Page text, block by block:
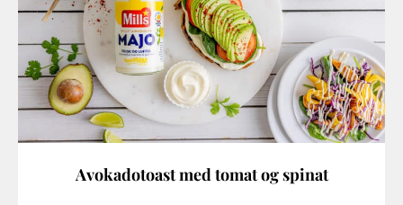
Avokadotoast med tomat og spinat